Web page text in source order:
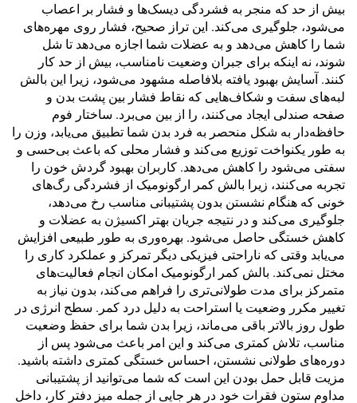
بیش از حد که منجر به فشردگی دیسک‌ها و فشار بر اعصاب
می‌شود، جلوگیری می‌کند. این تراز صحیح، فشار روی مهره‌های
شما را کاهش می‌دهد و به عضلات شما اجازه می‌دهد تا شل
شوند، نه اینکه برای جبران وضعیت نامناسب، بیش از حد کار
کنند. آسایش بهبود یافته بلافاصله مشهود می‌شود، زیرا این بالش
لبه‌های سفت و شکاف‌هایی که نقاط فشار بین پشت بدن و
صفحه صندلی ایجاد می‌کنند، را از بین می‌برد. ساختار فوم
حافظه‌دار به شکل منحصر به فرد بدن شما تطبیق می‌یابد، وزن را
به طور یکنواخت توزیع می‌کند و فشار محلی که باعث بی‌حسی و
سفتی می‌شود را کاهش می‌دهد. کاربران بهبود گردش خون را
تجربه می‌کنند، زیرا بالش کمر ارگونومیک از فشردگی رگ‌های
خونی که هنگام نشستن بدون پشتیبانی مناسب رخ می‌دهد،
جلوگیری می‌کند و در نتیجه جریان بهتر اکسیژن به عضلات و
کاهش خستگی حاصل می‌شود. بهره‌وری به طور طبیعی افزایش
می‌یابد وقتی که ناراحتی فیزیکی دیگر تمرکز و عملکرد کاری را
مختل نمی‌کند. بالش کمر ارگونومیک امکان انجام فعالیت‌های
متمرکز برای مدت طولانی‌تری را فراهم می‌کند، بدون نیاز به
تغییر مکرر وضعیت یا استراحت به دلیل درد کمر. سطح انرژی در
طول روز بالاتر باقی می‌ماند، زیرا بدن شما برای حفظ وضعیت
مناسب، تلاش کمتری می‌کند و این امر باعث می‌شود پس از
دوره‌های طولانی نشستن، احساس خستگی کمتری داشته باشید.
مزیت قابل حمل بودن این است که شما می‌توانید از پشتیبانی
مداوم ستون فقرات خود در هر جایی از جمله میز دفتر کار، داخل